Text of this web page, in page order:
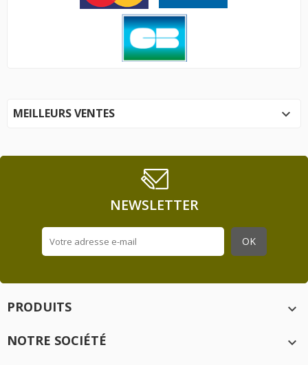
MEILLEURS VENTES 
NEWSLETTER
PRODUITS

NOTRE SOCIÉTÉ
